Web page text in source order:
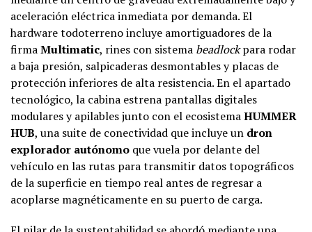
aceleración eléctrica inmediata por demanda. El
hardware todoterreno incluye amortiguadores de la
firmaMultimatic, rines con sistema beadlockpara rodar
a baja presión, salpicaderas desmontables y placas de
protección inferiores de alta resistencia. En el apartado
tecnológico, la cabina estrena pantallas digitales
modulares y apilables junto con el ecosistemaHUMMER
HUB, una suite de conectividad que incluye un dron
explorador autónomo que vuela por delante del
vehículo en las rutas para transmitir datos topográficos
de la superficie en tiempo real antes de regresar a
acoplarse magnéticamente en su puerto de carga.